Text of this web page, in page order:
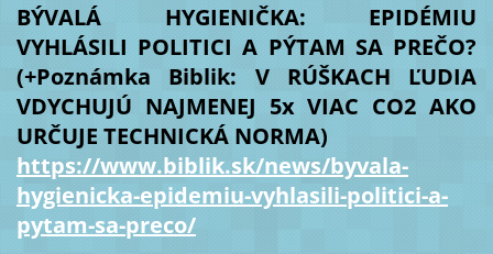
BÝVALÁ HYGIENIČKA: EPIDÉMIU
VYHLÁSILI POLITICI A PÝTAM SA PREČO?
(+Poznámka Biblik: V RÚŠKACH ĽUDIA
VDYCHUJÚ NAJMENEJ 5x VIAC CO2 AKO
URČUJE TECHNICKÁ NORMA)
https://www.biblik.sk/news/byvala-
hygienicka-epidemiu-vyhlasili-politici-a-
pytam-sa-preco/